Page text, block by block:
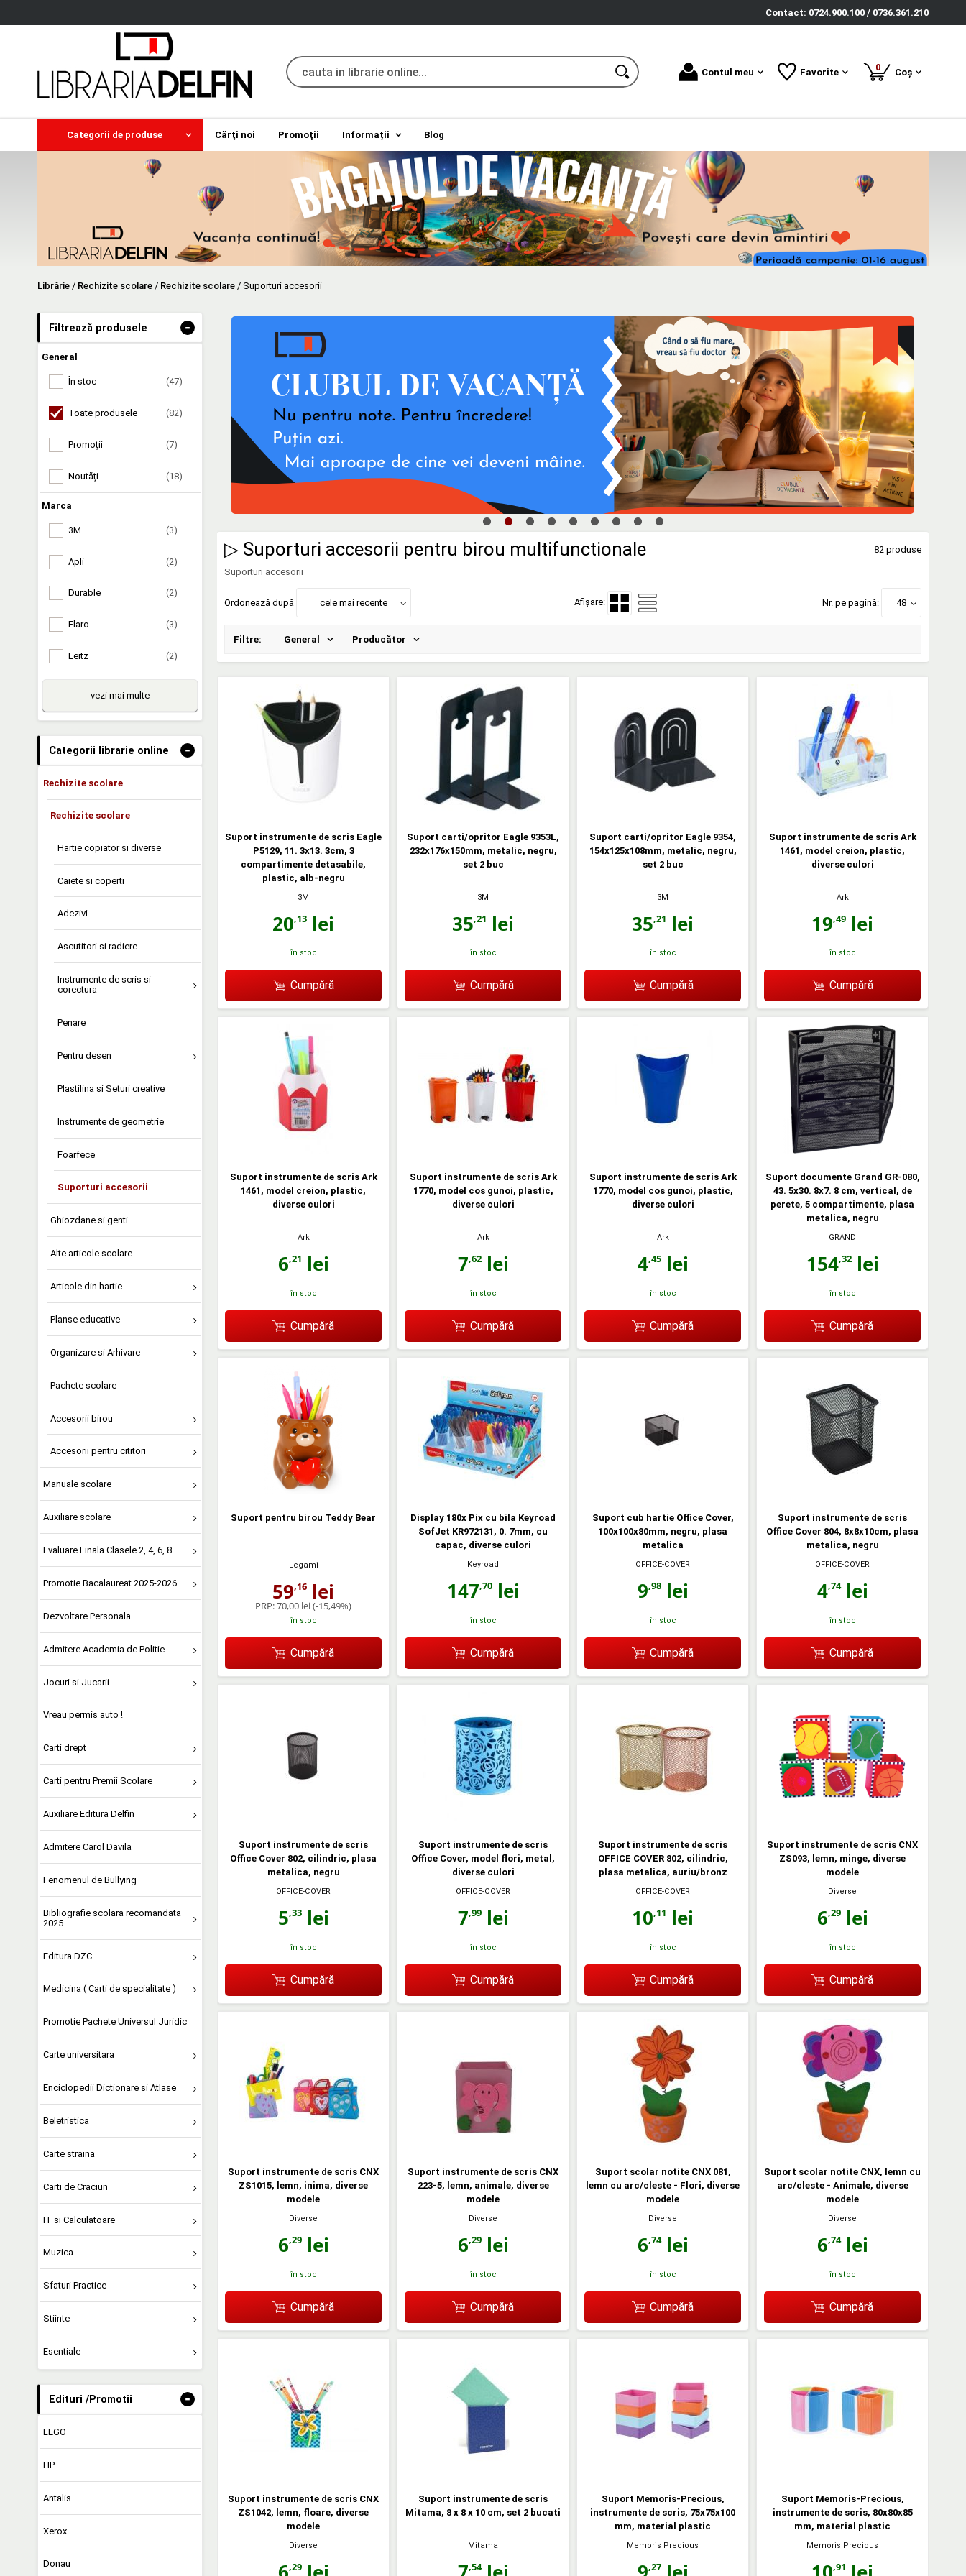
Contact: 0724.900.100 / 0736.361.210
Contul meu Favorite 0produse
Coș
Categorii de produse Cărţi noi Promoţii Informații Blog
Librărie / Rechizite scolare / Rechizite scolare / Suporturi accesorii
Filtrează produsele -
General
În stoc (47)
Toate produsele (82)
Promoții (7)
Noutăți (18)
Marca
3M (3)
Apli (2)
Durable (2)
Flaro (3)
Leitz (2)
vezi mai multe
Categorii librarie online -
Rechizite scolare
Rechizite scolare
Hartie copiator si diverse
Caiete si coperti
Adezivi
Ascutitori si radiere
Instrumente de scris si
corectura
Penare
Pentru desen
Plastilina si Seturi creative
Instrumente de geometrie
Foarfece
Suporturi accesorii
Ghiozdane si genti
Alte articole scolare
Articole din hartie
Planse educative
Organizare si Arhivare
Pachete scolare
Accesorii birou
Accesorii pentru cititori
Manuale scolare
Auxiliare scolare
Evaluare Finala Clasele 2, 4, 6, 8
Promotie Bacalaureat 2025-2026
Dezvoltare Personala
Admitere Academia de Politie
Jocuri si Jucarii
Vreau permis auto !
Carti drept
Carti pentru Premii Scolare
Auxiliare Editura Delfin
Admitere Carol Davila
Fenomenul de Bullying
Bibliografie scolara recomandata
2025
Editura DZC
Medicina ( Carti de specialitate )
Promotie Pachete Universul Juridic
Carte universitara
Enciclopedii Dictionare si Atlase
Beletristica
Carte straina
Carti de Craciun
IT si Calculatoare
Muzica
Sfaturi Practice
Stiinte
Esentiale
Edituri /Promotii -
LEGO
HP
Antalis
Xerox
Donau
▷ Suporturi accesorii pentru birou multifunctionale 82 produse
Suporturi accesorii
Ordonează după cele mai recente Afișare: Nr. pe pagină: 48
Filtre: General Producător
Suport instrumente de scris Eagle
P5129, 11. 3x13. 3cm, 3
compartimente detasabile,
plastic, alb-negru
3M
20,13 lei
în stoc
Cumpără
Suport carti/opritor Eagle 9353L,
232x176x150mm, metalic, negru,
set 2 buc
3M
35,21 lei
în stoc
Cumpără
Suport carti/opritor Eagle 9354,
154x125x108mm, metalic, negru,
set 2 buc
3M
35,21 lei
în stoc
Cumpără
Suport instrumente de scris Ark
1461, model creion, plastic,
diverse culori
Ark
19,49 lei
în stoc
Cumpără
Suport instrumente de scris Ark
1461, model creion, plastic,
diverse culori
Ark
6,21 lei
în stoc
Cumpără
Suport instrumente de scris Ark
1770, model cos gunoi, plastic,
diverse culori
Ark
7,62lei
în stoc
Cumpără
Suport instrumente de scris Ark
1770, model cos gunoi, plastic,
diverse culori
Ark
4,45lei
în stoc
Cumpără
Suport documente Grand GR-080,
43. 5x30. 8x7. 8 cm, vertical, de
perete, 5 compartimente, plasa
metalica, negru
GRAND
154,32lei
în stoc
Cumpără
Suport pentru birou Teddy Bear
Legami
59,16 lei
PRP:70,00 lei(-15,49%)
în stoc
Cumpără
Display 180x Pix cu bila Keyroad
SofJet KR972131, 0. 7mm, cu
capac, diverse culori
Keyroad
147,70lei
în stoc
Cumpără
Suport cub hartie Office Cover,
100x100x80mm, negru, plasa
metalica
OFFICE-COVER
9,98lei
în stoc
Cumpără
Suport instrumente de scris
Office Cover 804, 8x8x10cm, plasa
metalica, negru
OFFICE-COVER
4,74lei
în stoc
Cumpără
Suport instrumente de scris
Office Cover 802, cilindric, plasa
metalica, negru
OFFICE-COVER
5,33lei
în stoc
Cumpără
Suport instrumente de scris
Office Cover, model flori, metal,
diverse culori
OFFICE-COVER
7,99lei
în stoc
Cumpără
Suport instrumente de scris
OFFICE COVER 802, cilindric,
plasa metalica, auriu/bronz
OFFICE-COVER
10,11 lei
în stoc
Cumpără
Suport instrumente de scris CNX
ZS093, lemn, minge, diverse
modele
Diverse
6,29lei
în stoc
Cumpără
Suport instrumente de scris CNX
ZS1015, lemn, inima, diverse
modele
Diverse
6,29lei
în stoc
Cumpără
Suport instrumente de scris CNX
223-5, lemn, animale, diverse
modele
Diverse
6,29lei
în stoc
Cumpără
Suport scolar notite CNX 081,
lemn cu arc/cleste - Flori, diverse
modele
Diverse
6,74lei
în stoc
Cumpără
Suport scolar notite CNX, lemn cu
arc/cleste - Animale, diverse
modele
Diverse
6,74lei
în stoc
Cumpără
Suport instrumente de scris CNX
ZS1042, lemn, floare, diverse
modele
Diverse
,29
Suport instrumente de scris
Mitama, 8 x 8 x 10 cm, set 2 bucati
Mitama
,54
Suport Memoris-Precious,
instrumente de scris, 75x75x100
mm, material plastic
Memoris Precious
,27
Suport Memoris-Precious,
instrumente de scris, 80x80x85
mm, material plastic
Memoris Precious
,91